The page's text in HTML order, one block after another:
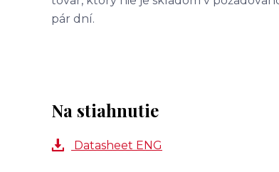
pár dní.
Na stiahnutie
Datasheet ENG